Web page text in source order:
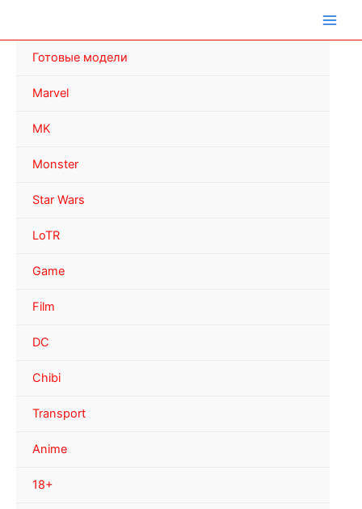
Готовые модели
Marvel
MK
Monster
Star Wars
LoTR
Game
Film
DC
Chibi
Transport
Anime
18+